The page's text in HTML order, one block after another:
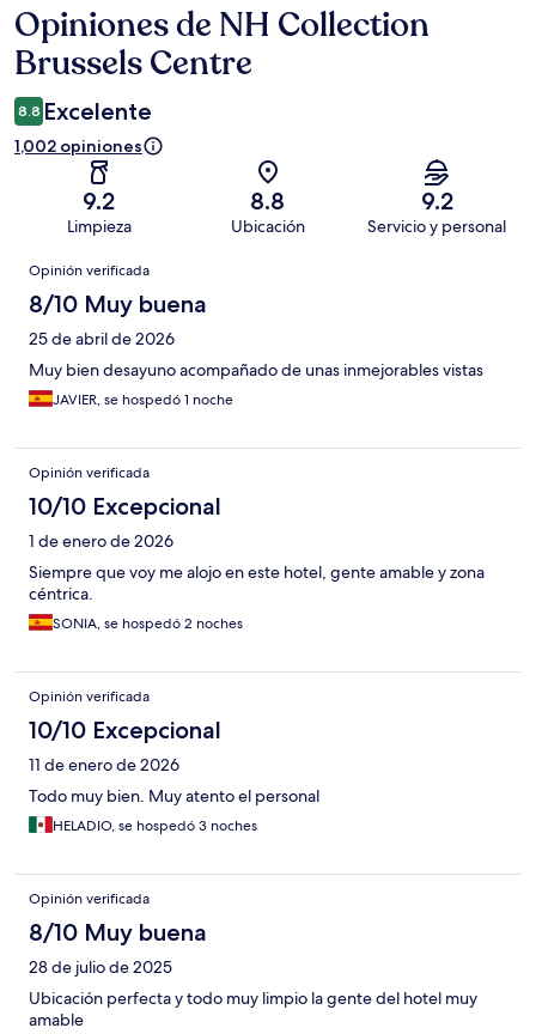
Opiniones
Opiniones de NH Collection
Brussels Centre
8.8 Excelente
1,002 opiniones
9.2
Limpieza
8.8
Ubicación
9.2
Servicio y personal
Opiniones
Opinión verificada
8/10 Muy buena
25 de abril de 2026
Muy bien desayuno acompañado de unas inmejorables vistas
JAVIER, se hospedó 1 noche
Opinión verificada
10/10 Excepcional
1 de enero de 2026
Siempre que voy me alojo en este hotel, gente amable y zona
céntrica.
SONIA, se hospedó 2 noches
Opinión verificada
10/10 Excepcional
11 de enero de 2026
Todo muy bien. Muy atento el personal
HELADIO, se hospedó 3 noches
Opinión verificada
8/10 Muy buena
28 de julio de 2025
Ubicación perfecta y todo muy limpio la gente del hotel muy
amable